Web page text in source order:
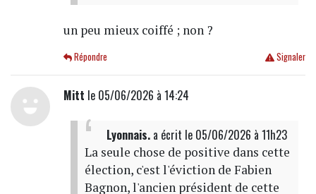
un peu mieux coiffé ; non ?
Signaler
Répondre
Mitt le 05/06/2026 à 14:24
Lyonnais.a écrit le 05/06/2026 à 11h23
La seule chose de positive dans cette
élection, c'est l'éviction de Fabien
Bagnon, l'ancien président de cette